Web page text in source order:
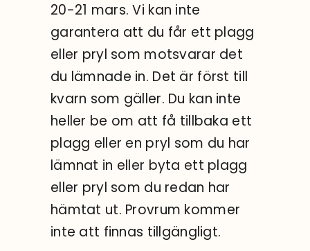
20-21 mars. Vi kan inte
garantera att du får ett plagg
eller pryl som motsvarar det
du lämnade in. Det är först till
kvarn som gäller. Du kan inte
heller be om att få tillbaka ett
plagg eller en pryl som du har
lämnat in eller byta ett plagg
eller pryl som du redan har
hämtat ut. Provrum kommer
inte att finnas tillgängligt.